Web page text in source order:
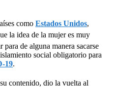
como Estados Unidos,
la idea de la mujer es muy
de alguna manera sacarse
social obligatorio para
19.
contenido, dio la vuelta al